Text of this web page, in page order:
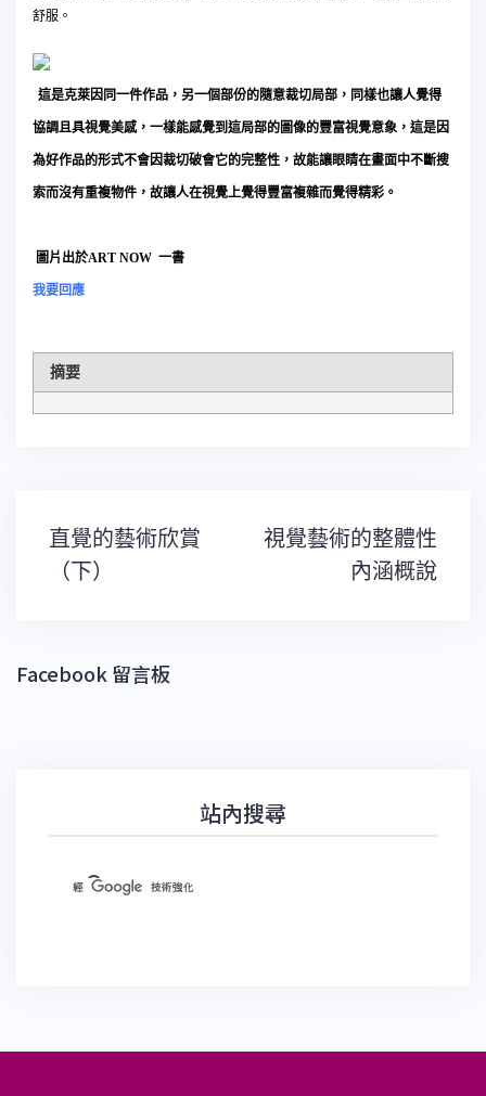
舒服。
這是克萊因同一件作品，另一個部份的隨意裁切局部，同樣也讓人覺得
協調且具視覺美感，一樣能感覺到這局部的圖像的豐富視覺意象，這是因
為好作品的形式不會因裁切破會它的完整性，故能讓眼睛在畫面中不斷搜
索而沒有重複物件，故讓人在視覺上覺得豐富複雜而覺得精彩。
圖片出於ART NOW 一書
我要回應
摘要
文
章
導
直覺的藝術欣賞
（下）
視覺藝術的整體性
內涵概說
Facebook 留言板
站內搜尋